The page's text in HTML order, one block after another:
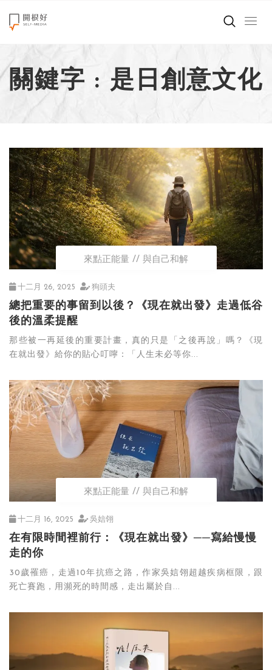
來點正能量
世界在想什麼
創造美好生活
職場商業經濟
影片專區
關於我們
關鍵字 : 是日創意文化
來點正能量 與自己和解
十二月 26, 2025 狗頭夫
總把重要的事留到以後？《現在就出發》走過低谷
後的溫柔提醒
那些被一再延後的重要計畫，真的只是「之後再說」嗎？《現
在就出發》給你的貼心叮嚀：「人生未必等你...
來點正能量 與自己和解
十二月 16, 2025 吳娮翎
在有限時間裡前行：《現在就出發》──寫給慢慢
走的你
30歲罹癌，走過10年抗癌之路，作家吳娮翎超越疾病框限，跟
死亡賽跑，用瀕死的時間感，走出屬於自...